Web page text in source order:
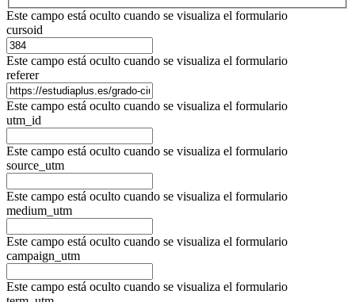
Este campo está oculto cuando se visualiza el formulario
cursoid
Este campo está oculto cuando se visualiza el formulario
referer
Este campo está oculto cuando se visualiza el formulario
utm_id
Este campo está oculto cuando se visualiza el formulario
source_utm
Este campo está oculto cuando se visualiza el formulario
medium_utm
Este campo está oculto cuando se visualiza el formulario
campaign_utm
Este campo está oculto cuando se visualiza el formulario